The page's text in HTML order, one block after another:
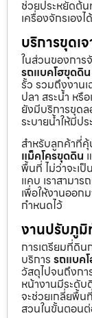
ช่วยประหยัดต้น
เครื่องจักรเอง
บริการขุดเ
ในส่วนของการ
รถแบคโฮขุดดิน
รั้ว รวมถึงงานเ
ปลา สระน้ำ หรื
ยังมีบริการขุด
ระบายน้ำให้มีป
สำหรับลูกค้าที่คุ้
แม็คโครขุดดิน
พื้นที่ ไม่ว่าจะเ
แคบ เราสามา
เพื่อให้งานออก
กำหนดไว้
งานปรับภู
การเตรียมที่ดิน
บริการ รถแบค
วัสดุไปจนถึงกา
หน้างานมีระดับ
จะช่วยเกลี่ยพื้น
สวนในขั้นตอนต่